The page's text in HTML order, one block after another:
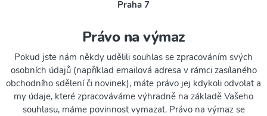
Praha 7
Právo na výmaz
Pokud jste nám někdy udělili souhlas se zpracováním svých
osobních údajů (například emailová adresa v rámci zasílaného
obchodního sdělení či novinek), máte právo jej kdykoli odvolat a
my údaje, které zpracováváme výhradně na základě Vašeho
souhlasu, máme povinnost vymazat. Právo na výmaz se